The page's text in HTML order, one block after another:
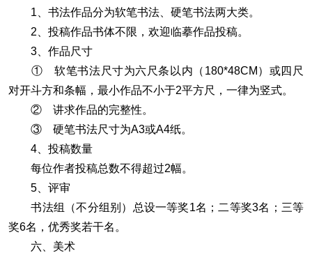
1、书法作品分为软笔书法、硬笔书法两大类。
2、投稿作品书体不限，欢迎临摹作品投稿。
3、作品尺寸
① 软笔书法尺寸为六尺条以内（180*48CM）或四尺
对开斗方和条幅，最小作品不小于2平方尺，一律为竖式。
② 讲求作品的完整性。
③ 硬笔书法尺寸为A3或A4纸。
4、投稿数量
每位作者投稿总数不得超过2幅。
5、评审
书法组（不分组别）总设一等奖1名；二等奖3名；三等
奖6名，优秀奖若干名。
六、美术